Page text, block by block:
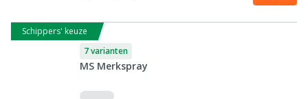
Schippers' keuze
7 varianten
MS Merkspray